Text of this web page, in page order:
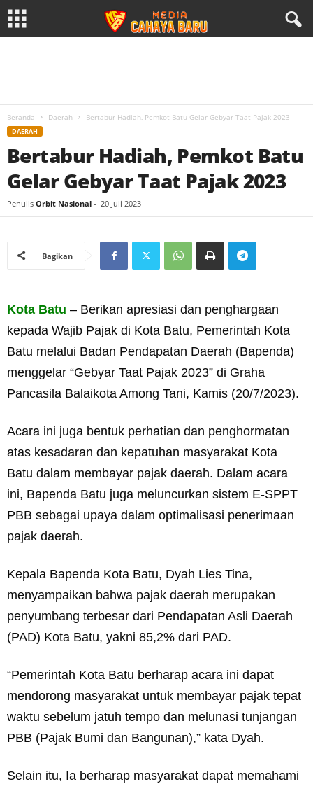
Beranda Daerah Bertabur Hadiah, Pemkot Batu Gelar Gebyar Taat Pajak 2023
DAERAH
Bertabur Hadiah, Pemkot Batu
Gelar Gebyar Taat Pajak 2023
Penulis Orbit Nasional - 20 Juli 2023
Bagikan
Kota Batu – Berikan apresiasi dan penghargaan
kepada Wajib Pajak di Kota Batu, Pemerintah Kota
Batu melalui Badan Pendapatan Daerah (Bapenda)
menggelar “Gebyar Taat Pajak 2023” di Graha
Pancasila Balaikota Among Tani, Kamis (20/7/2023).
Acara ini juga bentuk perhatian dan penghormatan
atas kesadaran dan kepatuhan masyarakat Kota
Batu dalam membayar pajak daerah. Dalam acara
ini, Bapenda Batu juga meluncurkan sistem E-SPPT
PBB sebagai upaya dalam optimalisasi penerimaan
pajak daerah.
Kepala Bapenda Kota Batu, Dyah Lies Tina,
menyampaikan bahwa pajak daerah merupakan
penyumbang terbesar dari Pendapatan Asli Daerah
(PAD) Kota Batu, yakni 85,2% dari PAD.
“Pemerintah Kota Batu berharap acara ini dapat
mendorong masyarakat untuk membayar pajak tepat
waktu sebelum jatuh tempo dan melunasi tunjangan
PBB (Pajak Bumi dan Bangunan),” kata Dyah.
Selain itu, Ia berharap masyarakat dapat memahami